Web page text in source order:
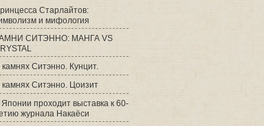
Старлайтов:
и мифология
СИТЭННО: МАНГА VS
Ситэнно. Кунцит.
Ситэнно. Цоизит
Японии проходит выставка к 60-
журнала Накаёси